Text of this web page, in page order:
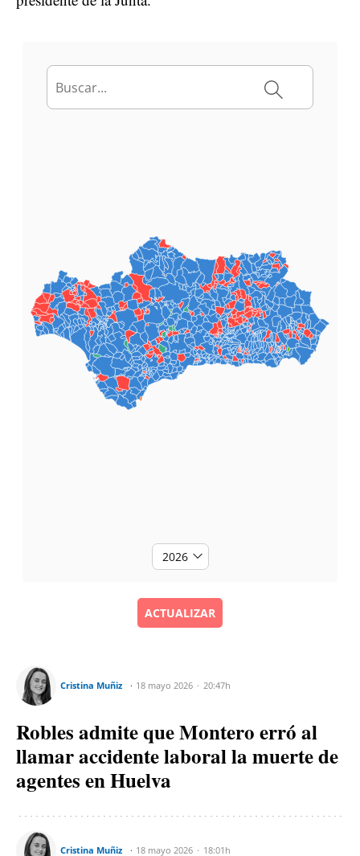
ACTUALIZAR
Cristina Muñiz 18 mayo 2026 20:47h
Robles admite que Montero erró al
llamar accidente laboral la muerte de
agentes en Huelva
Cristina Muñiz 18 mayo 2026 18:01h